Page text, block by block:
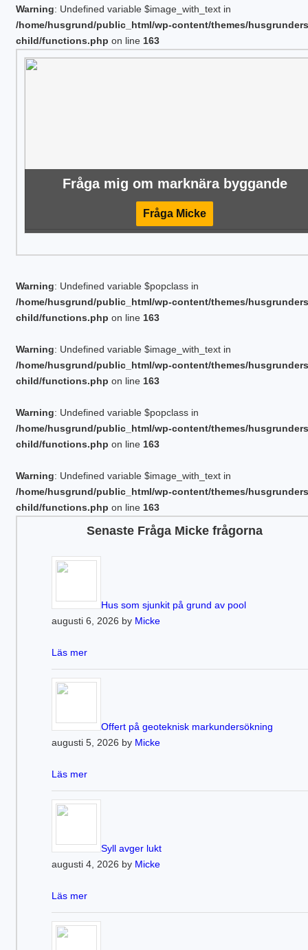
Warning: Undefined variable $image_with_text in
/home/husgrund/public_html/wp-content/themes/
child/functions.php on line 163
Fråga mig om marknära byggande
Fråga Micke
Warning: Undefined variable $popclass in
/home/husgrund/public_html/wp-content/themes/
child/functions.php on line 163
Warning: Undefined variable $image_with_text in
/home/husgrund/public_html/wp-content/themes/
child/functions.php on line 163
Warning: Undefined variable $popclass in
/home/husgrund/public_html/wp-content/themes/
child/functions.php on line 163
Warning: Undefined variable $image_with_text in
/home/husgrund/public_html/wp-content/themes/
child/functions.php on line 163
Senaste Fråga Micke frågorna
Hus som sjunkit på grund av pool
augusti 6, 2026 by Micke
Läs mer
Offert på geoteknisk markundersökning
augusti 5, 2026 by Micke
Läs mer
Syll avger lukt
augusti 4, 2026 by Micke
Läs mer